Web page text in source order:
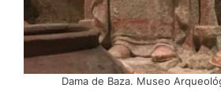
Dama de Baza. Museo